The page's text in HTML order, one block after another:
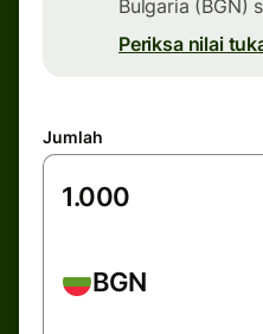
Bulgaria (BGN)
Periksa nilai
Jumlah
BGN